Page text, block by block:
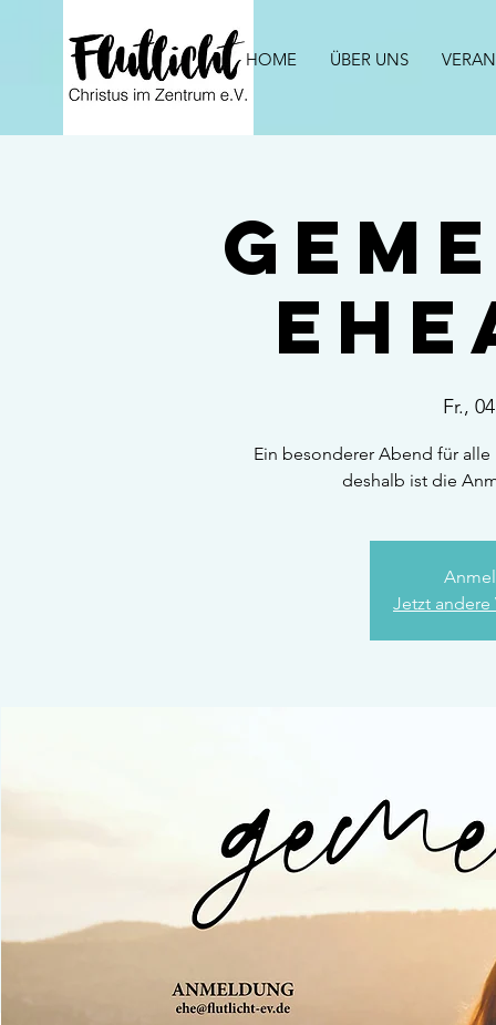
HOME ÜBER UNS
Fr.,
Ein besonderer Abend für
deshalb ist die
Jetzt andere